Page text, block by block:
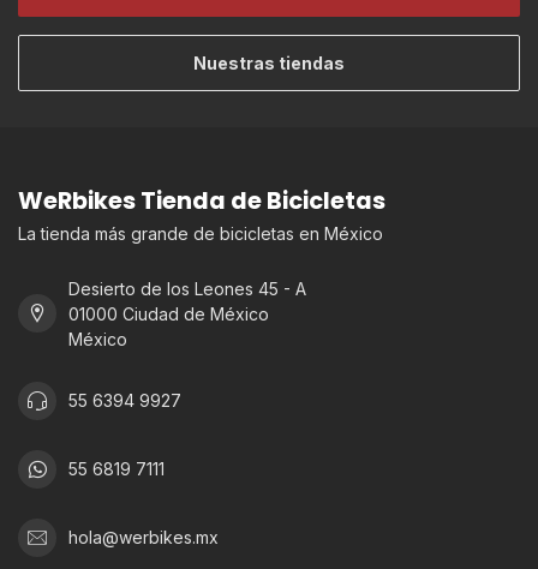
Nuestras tiendas
WeRbikes Tienda de Bicicletas
La tienda más grande de bicicletas en México
Desierto de los Leones 45 - A
01000 Ciudad de México
México
55 6394 9927
55 6819 7111
hola@werbikes.mx